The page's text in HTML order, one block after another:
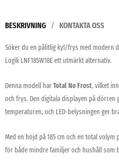
BESKRIVNING KONTAKTA OSS
Söker du en pålitlig kyl/frys med modern
Logik LNF185W18E ett utmärkt alternativ.
Denna modell harTotal No Frost, vilket
och frys. Den digitala displayen på dörren
temperaturen, och LED-belysningen ger
Med en höjd på 185 cm och en total
för både mindre familjer och hushåll